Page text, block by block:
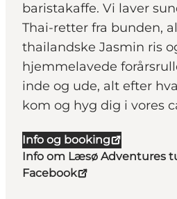
baristakaffe. Vi laver
Thai-retter fra bunden,
thailandske Jasmin ris
hjemmelavede
inde og ude, alt efter
kom og hyg dig i vores
Info og booking
Info om Læsø Adventures
Facebook